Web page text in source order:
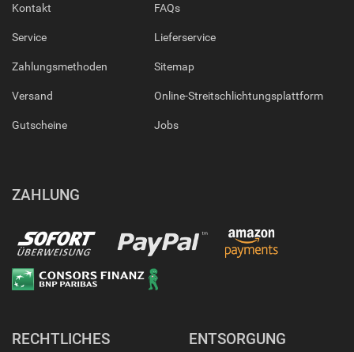
Kontakt
Service
Zahlungsmethoden
Versand
Gutscheine
FAQs
Lieferservice
Sitemap
Online-Streitschlichtungsplattform
Jobs
ZAHLUNG
RECHTLICHES ENTSORGUNG